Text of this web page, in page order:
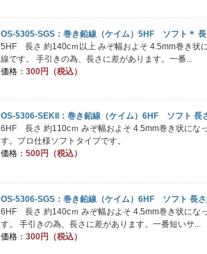
OS-5305-SGS：巻き鉛線（ケイム）5HF ソフト＊
5HF 長さ 約140cｍ以上 みぞ幅およそ 4.5mm巻き状
線です。 手引きの為、長さに差があります。一番...
価格： 300円（税込）
OS-5306-SEKII：巻き鉛線（ケイム）6HF ソフト 長
6HF 長さ 約110cｍ みぞ幅およそ 4.5mm巻き状にな
す。プロ仕様ソフトタイプです。
価格： 500円（税込）
OS-5306-SGS：巻き鉛線（ケイム）6HF ソフト 長
6HF 長さ 約140cｍ みぞ幅およそ 4.5mm巻き状にな
す。 手引きの為、長さに差があります。一番短いサ...
価格： 300円（税込）